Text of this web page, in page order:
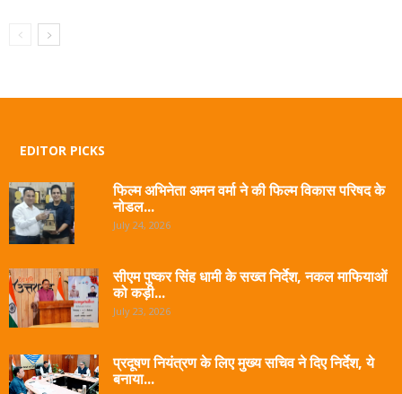
EDITOR PICKS
फिल्म अभिनेता अमन वर्मा ने की फिल्म विकास परिषद के
नोडल...
July 24, 2026
सीएम पुष्कर सिंह धामी के सख्त निर्देश, नकल माफियाओं
को कड़ी...
July 23, 2026
प्रदूषण नियंत्रण के लिए मुख्य सचिव ने दिए निर्देश, ये
बनाया...